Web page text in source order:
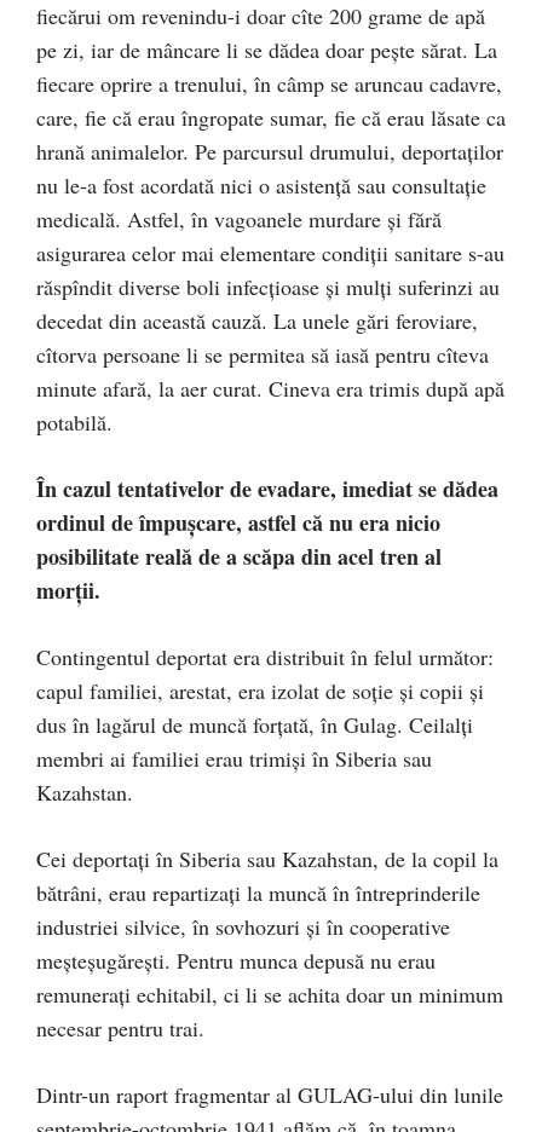
fiecărui om revenindu-i doar cîte 200 grame de apă
pe zi, iar de mâncare li se dădea doar peşte sărat. La
fiecare oprire a trenului, în câmp se aruncau cadavre,
care, fie că erau îngropate sumar, fie că erau lăsate ca
hrană animalelor. Pe parcursul drumului, deportaţilor
nu le-a fost acordată nici o asistenţă sau consultaţie
medicală. Astfel, în vagoanele murdare şi fără
asigurarea celor mai elementare condiții sanitare s-au
răspîndit diverse boli infecţioase şi mulţi suferinzi au
decedat din această cauză. La unele gări feroviare,
cîtorva persoane li se permitea să iasă pentru cîteva
minute afară, la aer curat. Cineva era trimis după apă
potabilă.
În cazul tentativelor de evadare, imediat se dădea
ordinul de împuşcare, astfel că nu era nicio
posibilitate reală de a scăpa din acel tren al
morţii.
Contingentul deportat era distribuit în felul următor:
capul familiei, arestat, era izolat de soţie şi copii şi
dus în lagărul de muncă forţată, în Gulag. Ceilalţi
membri ai familiei erau trimişi în Siberia sau
Kazahstan.
Cei deportaţi în Siberia sau Kazahstan, de la copil la
bătrâni, erau repartizaţi la muncă în întreprinderile
industriei silvice, în sovhozuri şi în cooperative
meşteşugăreşti. Pentru munca depusă nu erau
remuneraţi echitabil, ci li se achita doar un minimum
necesar pentru trai.
Dintr-un raport fragmentar al GULAG-ului din lunile